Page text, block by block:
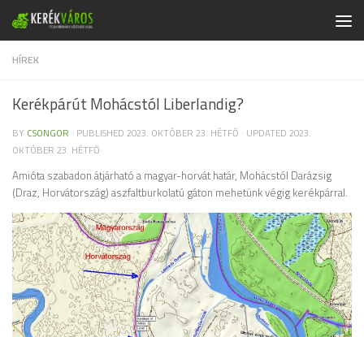
Skip to content
HÍREK
Kerékpárút Mohácstól Liberlandig?
BY CSONGOR · PUBLISHED 2023. OKTÓBER 23. HÉTFŐ · UPDATED 2023.
OKTÓBER 23. HÉTFŐ
Amióta szabadon átjárható a magyar-horvát határ, Mohácstól Darázsig
(Draz, Horvátország) aszfaltburkolatú gáton mehetünk végig kerékpárral.